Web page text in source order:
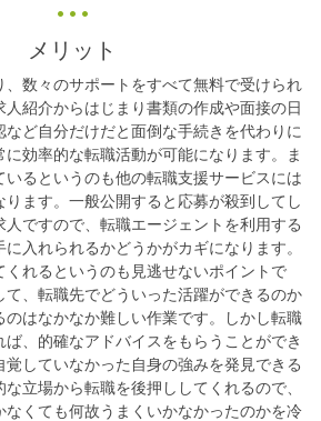
メリット
数々のサポートをすべて無料で受けられ
紹介からはじまり書類の作成や面接の日
ど自分だけだと面倒な手続きを代わりに
効率的な転職活動が可能になります。ま
るというのも他の転職支援サービスには
ます。一般公開すると応募が殺到してし
ですので、転職エージェントを利用する
入れられるかどうかがカギになります。
くれるというのも見逃せないポイントで
、転職先でどういった活躍ができるのか
はなかなか難しい作業です。しかし転職
、的確なアドバイスをもらうことができ
していなかった自身の強みを発見できる
立場から転職を後押ししてくれるので、
くても何故うまくいかなかったのかを冷